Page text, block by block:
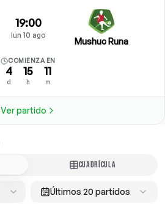
19:00
lun 10 ago
Mushuc Runa
COMIENZA EN
4
d
15
h
11
m
Ver partido
CUADRÍCULA
Últimos 20 partidos